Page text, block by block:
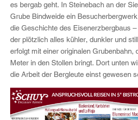
es bergab geht. In Steinebach an der
Grube Bindweide ein
die Geschichte des Eisenerzbergbaus
der plötzlich alles kühler, dunkler und
erfolgt mit einer originalen Grubenbahn,
Meter in den Stollen bringt. Dort unten
die Arbeit der Bergleute einst gewesen